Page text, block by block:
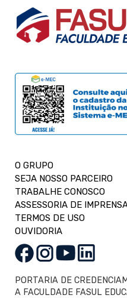
O GRUPO
SEJA NOSSO PARCEIRO
TRABALHE CONOSCO
ASSESSORIA DE
TERMOS DE USO
OUVIDORIA
PORTARIA DE
A FACULDADE FASUL